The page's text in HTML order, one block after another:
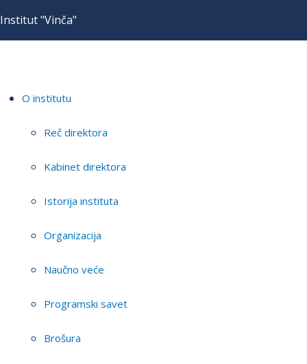
Institut "Vinča"
O institutu
Reč direktora
Kabinet direktora
Istorija instituta
Organizacija
Naučno veće
Programski savet
Brošura